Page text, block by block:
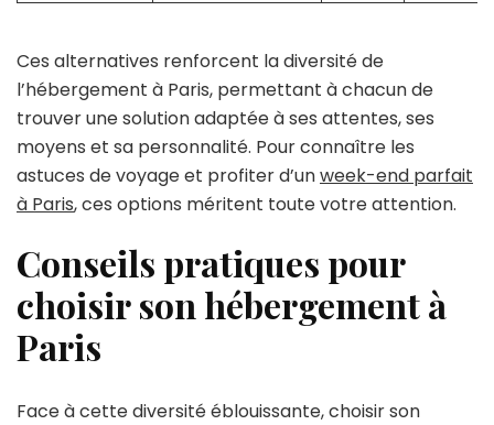
Ces alternatives renforcent la diversité de
l’hébergement à Paris, permettant à chacun de
trouver une solution adaptée à ses attentes, ses
moyens et sa personnalité. Pour connaître les
astuces de voyage et profiter d’unweek-end parfait
à Paris, ces options méritent toute votre attention.
Conseils pratiques pour
choisir son hébergement à
Paris
Face à cette diversité éblouissante, choisir son